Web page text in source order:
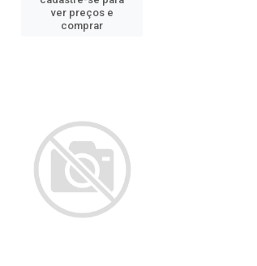
ver preços e
comprar